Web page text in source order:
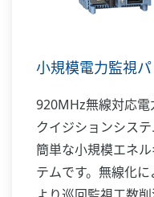
小規模電力監視
920MHz無線対応
クイジションシス
簡単な小規模エネ
テムです。無線化